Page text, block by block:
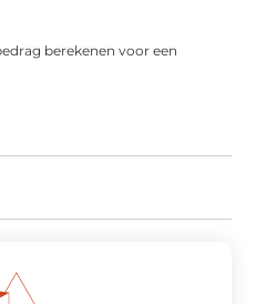
berekenen voor een